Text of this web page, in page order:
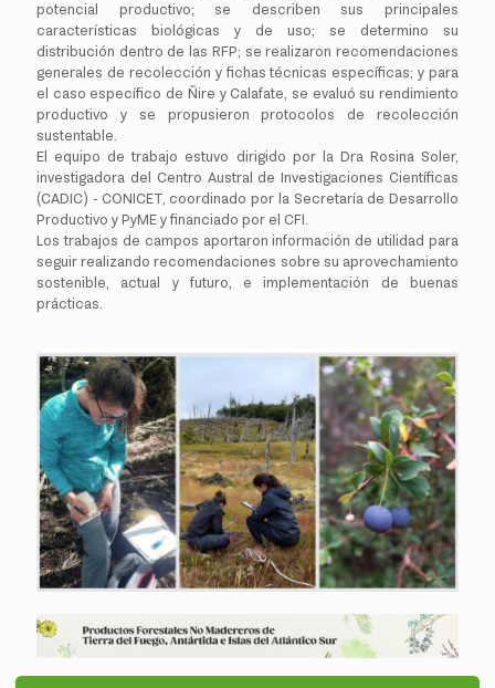
potencial productivo; se describen sus principales
características biológicas y de uso; se determino su
distribución dentro de las RFP; se realizaron recomendaciones
generales de recolección y fichas técnicas específicas; y para
el caso específico de Ñire y Calafate, se evaluó su rendimiento
productivo y se propusieron protocolos de recolección
sustentable.
El equipo de trabajo estuvo dirigido por la Dra Rosina Soler,
investigadora del Centro Austral de Investigaciones Científicas
(CADIC) - CONICET, coordinado por la Secretaría de Desarrollo
Productivo y PyME y financiado por el CFI.
Los trabajos de campos aportaron información de utilidad para
seguir realizando recomendaciones sobre su aprovechamiento
sostenible, actual y futuro, e implementación de buenas
prácticas.